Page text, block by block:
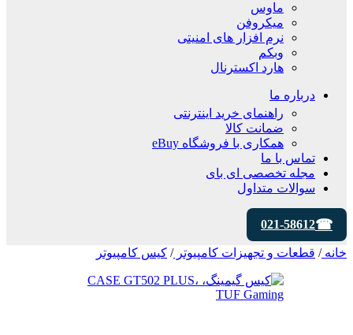
ماوس
میکروفن
نرم افزار های امنیتی
وبکم
هارد اکسترنال
درباره ما
راهنمای خرید اینترنتی
ضمانت کالا
همکاری با فروشگاه eBuy
تماس با ما
مجله تخصصی ای‌ بای
سوالات متداول
021-58612
خانه/ قطعات و تجهیزات کامپیوتر/ کیس کامپیوتر